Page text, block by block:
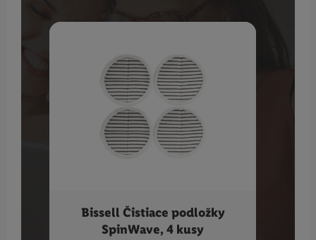
Bissell Čistiace podložky
SpinWave, 4 kusy